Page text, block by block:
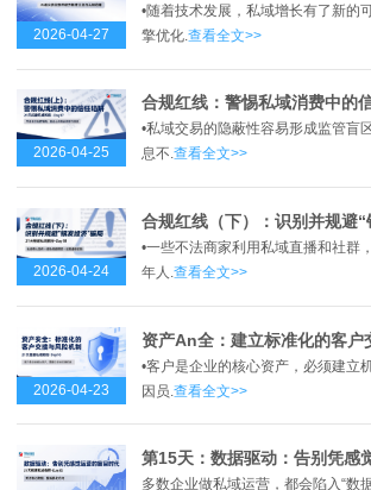
2026-04-27
•随着技术发展，私域增长有了新的
擎优化.查看全文>>
2026-04-25
合规红线：警惕私域消费中的
•私域交易的隐蔽性容易形成监管盲
息不.查看全文>>
2026-04-24
合规红线（下）：识别并规避
•一些不法商家利用私域直播和社群
年人.查看全文>>
2026-04-23
资产An全：建立标准化的客户
•客户是企业的核心资产，必须建立
因员. 查看全文>>
第15天：数据驱动：告别凭感
多数企业做私域运营，都会陷入“数